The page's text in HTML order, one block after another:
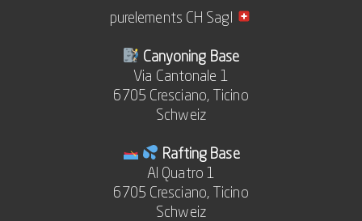
purelements CH Sagl
Canyoning Base
Via Cantonale 1
6705 Cresciano, Ticino
Schweiz
Rafting Base
Al Quatro 1
6705 Cresciano, Ticino
Schweiz